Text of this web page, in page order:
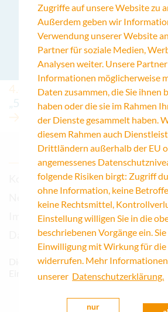
Zugriffe auf unsere Website zu
Außerdem geben wir
Verwendung unserer Website
Partner für soziale Medien,
Analysen weiter. Unsere
Informationen möglicherweise
Daten zusammen, die Sie ihnen
haben oder die sie im Rahmen
der Dienste gesammelt haben.
diesem Rahmen auch
Drittländern außerhalb der EU
angemessenes
folgende Risiken birgt: Zugriff
ohne Information, keine
keine Rechtsmittel,
Einstellung willigen Sie in die
beschriebenen Vorgänge ein.
Einwilligung mit Wirkung für
widerrufen. Mehr Informationen
unserer Datenschutzerklärung.
nur
4.4.2025
„50 Köpfe 3.0“
Kontakt
Newsletter
Impressum
Datenschutz
Die Katholische Akademie Hamburg
Einrichtung des Erzbistums Hamburg